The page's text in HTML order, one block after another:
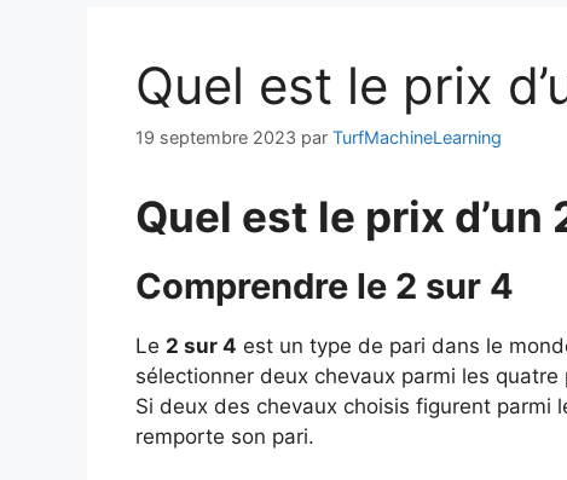
Quel est le prix
19 septembre 2023 par TurfMachineLearning
Quel est le prix d’un
Comprendre le 2 sur 4
Le 2 sur 4 est un type de pari dans le
sélectionner deux chevaux parmi les
Si deux des chevaux choisis figurent parmi
remporte son pari.